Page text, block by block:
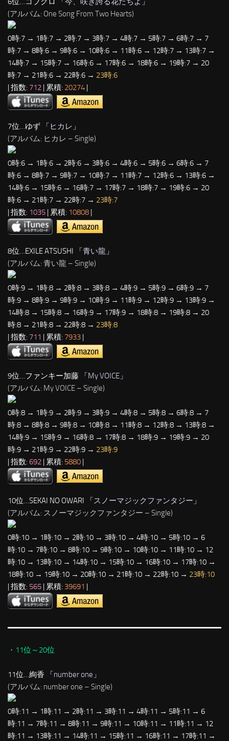
(アルバム: One Song From Two Hearts)
0時:7 → 1時:7 → 2時:7 → 3時:7 → 4時:7 → 5時:7 → 6時:7 → 7
時:7 → 8時:6 → 9時:6 → 10時:6 → 11時:6 → 12時:7 → 13時:7 →
14時:7 → 15時:7 → 16時:6 → 17時:6 → 18時:6 → 19時:7 → 20
時:7 → 21時:6 → 22時:6 → 23時:6
| 指数: 712 | 累積: 20274
7位…ゆず 「 ヒカレ 」
(アルバム: ヒカレ – Single)
0時:6 → 1時:6 → 2時:6 → 3時:6 → 4時:6 → 5時:6 → 6時:6 → 7
時:6 → 8時:7 → 9時:7 → 10時:7 → 11時:7 → 12時:6 → 13時:6 →
14時:6 → 15時:6 → 16時:7 → 17時:7 → 18時:7 → 19時:6 → 20
時:6 → 21時:7 → 22時:7 → 23時:7
| 指数: 1035 | 累積: 10808 |
8位…EXILE ATSUSHI 「青い龍 」
(アルバム: 青い龍 – Single)
0時:9 → 1時:8 → 2時:8 → 3時:8 → 4時:9 → 5時:9 → 6時:9 → 7
時:9 → 8時:9 → 9時:9 → 10時:9 → 11時:9 → 12時:9 → 13時:9 →
14時:8 → 15時:8 → 16時:9 → 17時:9 → 18時:8 → 19時:8 → 20
時:8 → 21時:8 → 22時:8 → 23時:8
| 指数: 711 | 累積: 7933 |
9位…ファンキー加藤 「My VOICE 」
(アルバム: My VOICE – Single)
0時:8 → 1時:9 → 2時:9 → 3時:9 → 4時:8 → 5時:8 → 6時:8 → 7
時:8 → 8時:8 → 9時:8 → 10時:8 → 11時:8 → 12時:8 → 13時:8 →
14時:9 → 15時:9 → 16時:8 → 17時:8 → 18時:9 → 19時:9 → 20
時:9 → 21時:9 → 22時:9 → 23時:9
| 指数: 692 | 累積: 5880 |
10位…SEKAI NO OWARI 「スノーマジックファンタジー 」
(アルバム: スノーマジックファンタジー – Single)
0時:10 → 1時:10 → 2時:10 → 3時:10 → 4時:10 → 5時:10 → 6
時:10 → 7時:10 → 8時:10 → 9時:10 → 10時:10 → 11時:10 → 12
時:10 → 13時:10 → 14時:10 → 15時:10 → 16時:10 → 17時:10 →
18時:10 → 19時:10 → 20時:10 → 21時:10 → 22時:10 → 23時:10
| 指数: 565 | 累積: 39691 |
・11位～20位
11位…絢香 「number one 」
(アルバム: number one – Single)
0時:11 → 1時:11 → 2時:11 → 3時:11 → 4時:11 → 5時:11 → 6
時:11 → 7時:11 → 8時:11 → 9時:11 → 10時:11 → 11時:11 → 12
時:11 → 13時:11 → 14時:11 → 15時:11 → 16時:11 → 17時:11 →